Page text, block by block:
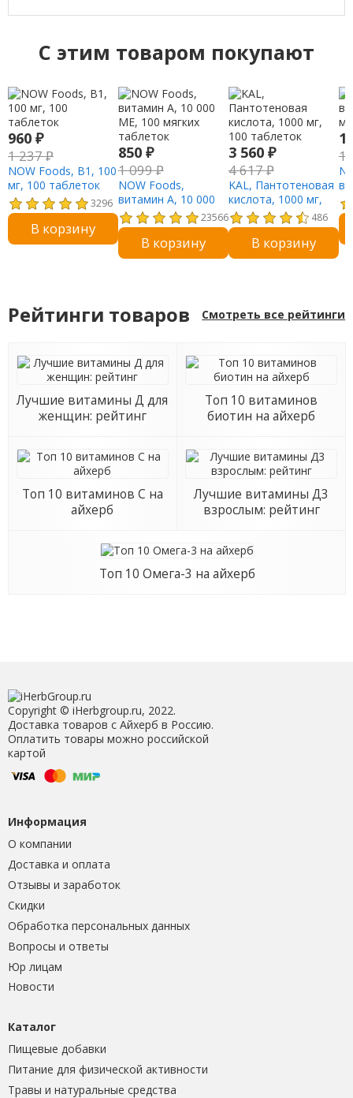
C этим товаром покупают
960 ₽
1 237₽
NOW Foods, B1, 100
мг, 100 таблеток
3296
В корзину
850 ₽
1 099₽
NOW Foods,
витамин A, 10 000
МЕ, 100 мягких
таблеток
23566
В корзину
3 560 ₽
4 617₽
KAL, Пантотеновая
кислота, 1000 мг,
100 таблеток
486
В корзину
1
1
Рейтинги товаров Смотреть все рейтинги
Лучшие витамины Д для
женщин: рейтинг
Топ 10 витаминов
биотин на айхерб
Топ 10 витаминов С на
айхерб
Лучшие витамины Д3
взрослым: рейтинг
Топ 10 Омега-3 на айхерб
Copyright © iHerbgroup.ru, 2022.
Доставка товаров с Айхерб в Россию.
Оплатить товары можно российской
картой
Информация
О компании
Доставка и оплата
Отзывы и заработок
Скидки
Обработка персональных данных
Вопросы и ответы
Юр лицам
Новости
Каталог
Пищевые добавки
Питание для физической активности
Травы и натуральные средства